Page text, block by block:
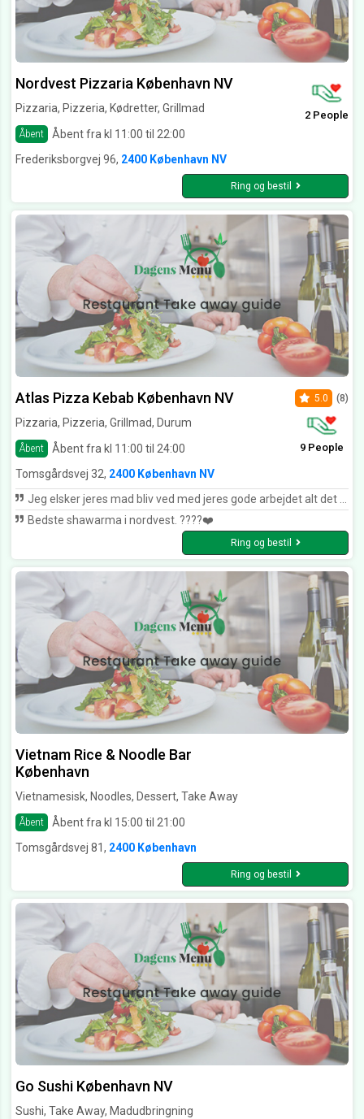
Nordvest Pizzaria København NV
Pizzaria, Pizzeria, Kødretter, Grillmad
Åbent Åbent fra kl 11:00 til 22:00
2 People
Frederiksborgvej 96, 2400 København NV
Ring og bestil
Atlas Pizza Kebab København NV
Pizzaria, Pizzeria, Grillmad, Durum
Åbent Åbent fra kl 11:00 til 24:00
5.0 (8)
9 People
Tomsgårdsvej 32, 2400 København NV
Jeg elsker jeres mad bliv ved med jeres gode arbejdet alt det i laver er bare godt
Bedste shawarma i nordvest. ????❤️
Ring og bestil
Vietnam Rice & Noodle Bar
København
Vietnamesisk, Noodles, Dessert, Take Away
Åbent
Åbent fra kl 15:00 til 21:00
Tomsgårdsvej 81, 2400 København
Ring og bestil
Go Sushi København NV
Sushi, Take Away, Madudbringning